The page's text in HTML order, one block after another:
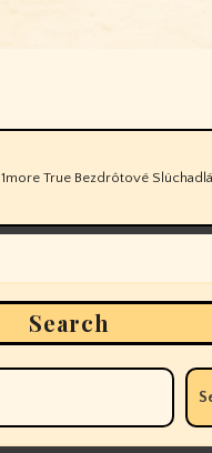
1more True Bezdrôtové
Search